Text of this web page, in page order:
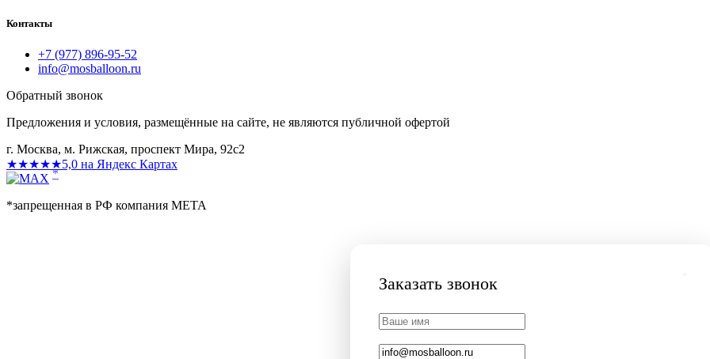
Контакты
+7 (977) 896-95-52
info@mosballoon.ru
Обратный звонок
Предложения и условия, размещённые на сайте, не являются публичной офертой
г. Москва, м. Рижская, проспект Мира, 92с2
★★★★★5,0 на Яндекс Картах
*
*запрещенная в РФ компания МЕТА
Заказать звонок